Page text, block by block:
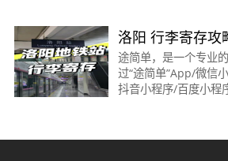
存🔍“途
洛阳 行李寄存攻
20个寄存点～
途简单，是一个专业
过“途简单”App/微信
抖音小程序/百度小程
09:00~20:00📍龙门